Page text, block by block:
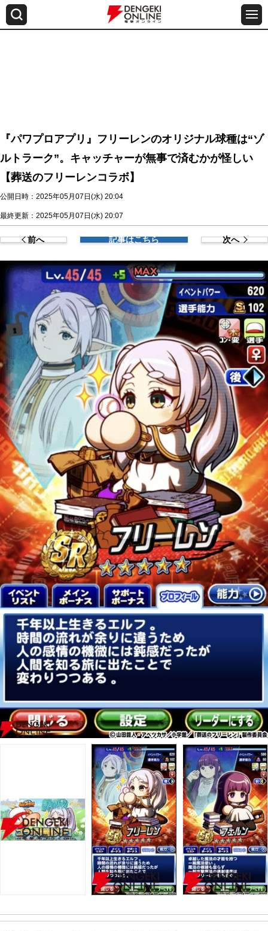
『パワプロアプリ』フリーレンのオリジナル球種は“ゾ
ルトラーク”。キャッチャーが無事で済むかが怪しい
【葬送のフリーレンコラボ】
公開日時：2025年05月07日(水) 20:04
最終更新：2025年05月07日(水) 20:07
前へ 記事はこちら 次へ